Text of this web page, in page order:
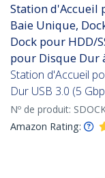
Station d'Accueil
Baie Unique,
Dock pour HDD/
pour Disque Dur
Station d'Accueil
Dur USB 3.0 (5
Nº de produit:
Amazon Rating: